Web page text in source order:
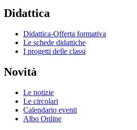
Didattica
Didattica-Offerta formativa
Le schede didattiche
I progetti delle classi
Novità
Le notizie
Le circolari
Calendario eventi
Albo Online